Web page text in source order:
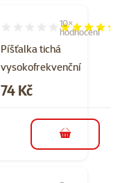
Píšťalka tichá
vysokofrekvenční
Hodnocení 86%, počet
10×
hodnocení
Cena
74 Kč
do košíku